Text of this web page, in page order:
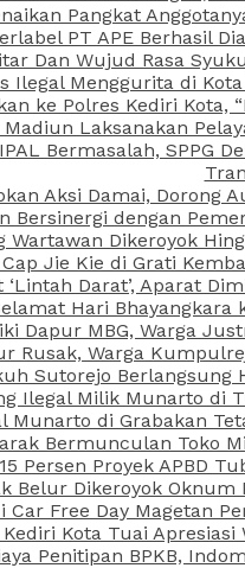
Pangkat
PT APE Berhasil
Dan Wujud Rasa
Ilegal Menggurita di
ke Polres Kediri Kota,
Laksanakan
Bermasalah,
Aksi Damai, Dorong
Bersinergi dengan
Wartawan Dikeroyok
Jie Kie di Grati
Darat’, Aparat
Hari
Dapur MBG, Warga
Rusak, Warga
Sutorejo Berlangsung
Ilegal Milik Munarto di
di Grabakan
Bermunculan Toko
Persen Proyek APBD
Belur Dikeroyok
Car Free Day Magetan
Kota Tuai
Penitipan BPKB,